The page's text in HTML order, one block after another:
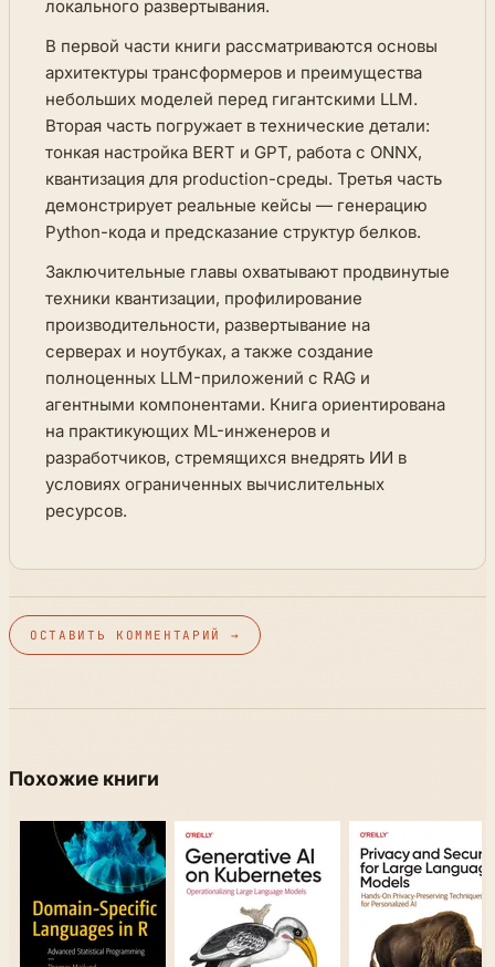
локального развертывания.
В первой части книги рассматриваются основы
архитектуры трансформеров и преимущества
небольших моделей перед гигантскими LLM.
Вторая часть погружает в технические детали:
тонкая настройка BERT и GPT, работа с ONNX,
квантизация для production-среды. Третья часть
демонстрирует реальные кейсы — генерацию
Python-кода и предсказание структур белков.
Заключительные главы охватывают продвинутые
техники квантизации, профилирование
производительности, развертывание на
серверах и ноутбуках, а также создание
полноценных LLM-приложений с RAG и
агентными компонентами. Книга ориентирована
на практикующих ML-инженеров и
разработчиков, стремящихся внедрять ИИ в
условиях ограниченных вычислительных
ресурсов.
ОСТАВИТЬ КОММЕНТАРИЙ →
Похожие книги